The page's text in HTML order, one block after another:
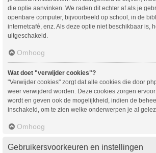
die optie aanvinken. We raden dit echter af als je
openbare computer, bijvoorbeeld op school, in de
internetcafé, enz. Als deze optie niet beschikbaar is,
uitgeschakeld.
Omhoog
Wat doet "verwijder cookies"?
"Verwijder cookies" zorgt dat alle cookies die door
weer verwijderd worden. Deze cookies zorgen
wordt en geven ook de mogelijkheid, indien de
inschakeld, om te zien welke onderwerpen je al
Omhoog
Gebruikersvoorkeuren en instellingen